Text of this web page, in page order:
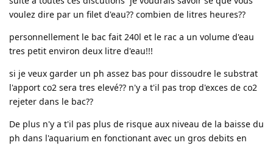
voulez dire par un filet d'eau?? combien de litres heures??
personnellement le bac fait 240l et le rac a un volume d'eau
tres petit environ deux litre d'eau!!!
si je veux garder un ph assez bas pour dissoudre le substrat
l'apport co2 sera tres elevé?? n'y a t'il pas trop d'exces de co2
rejeter dans le bac??
De plus n'y a t'il pas plus de risque aux niveau de la baisse du
ph dans l'aquarium en fonctionant avec un gros debits en